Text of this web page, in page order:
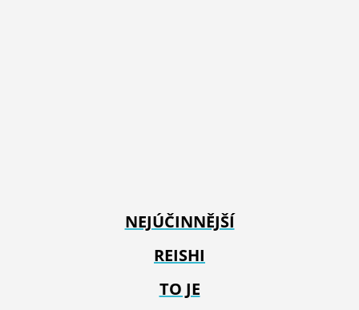
NEJÚČINNĚJŠÍ
REISHI
TO JE